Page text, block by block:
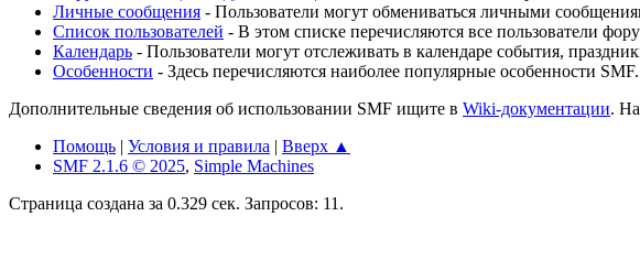
Личные сообщения - Пользователи могут обмениваться личными
Список пользователей - В этом списке перечисляются все пользователи
Календарь - Пользователи могут отслеживать в календаре события,
Особенности - Здесь перечисляются наиболее популярные особенности SMF.
Дополнительные сведения об использовании SMF ищите в Wiki-документации.
Помощь | Условия и правила | Вверх ▲
SMF 2.1.6 © 2025, Simple Machines
Страница создана за 0.329 сек. Запросов: 11.